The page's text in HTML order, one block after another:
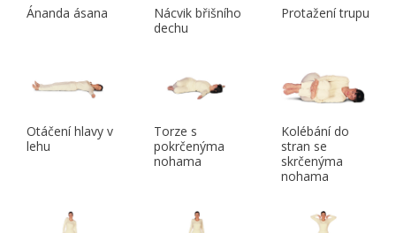
Ánanda ásana
Nácvik břišního
dechu
Protažení trupu
Otáčení hlavy v
lehu
Torze s
pokrčenýma
nohama
Kolébání do
stran se
skrčenýma
nohama